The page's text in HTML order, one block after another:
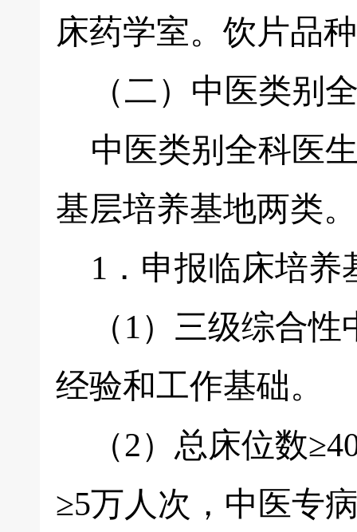
床药学室。饮片品
（二）中医类别
中医类别全科医
基层培养基地两类。
1．申报临床培养
（1）三级综合性
经验和工作基础。
（2）总床位数
≥5万人次，中医专